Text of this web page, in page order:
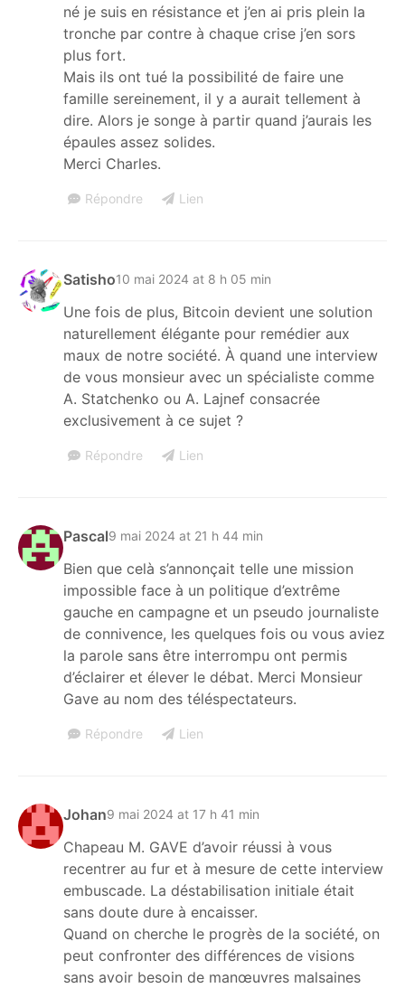
né je suis en résistance et j’en ai pris plein la
tronche par contre à chaque crise j’en sors
plus fort.
Mais ils ont tué la possibilité de faire une
famille sereinement, il y a aurait tellement à
dire. Alors je songe à partir quand j’aurais les
épaules assez solides.
Merci Charles.
Répondre Lien
Satisho10 mai 2024 at 8 h 05 min
Une fois de plus, Bitcoin devient une solution
naturellement élégante pour remédier aux
maux de notre société. À quand une interview
de vous monsieur avec un spécialiste comme
A. Statchenko ou A. Lajnef consacrée
exclusivement à ce sujet ?
Répondre Lien
Pascal9 mai 2024 at 21 h 44 min
Bien que celà s’annonçait telle une mission
impossible face à un politique d’extrême
gauche en campagne et un pseudo journaliste
de connivence, les quelques fois ou vous aviez
la parole sans être interrompu ont permis
d’éclairer et élever le débat. Merci Monsieur
Gave au nom des téléspectateurs.
Répondre Lien
Johan9 mai 2024 at 17 h 41 min
Chapeau M. GAVE d’avoir réussi à vous
recentrer au fur et à mesure de cette interview
embuscade. La déstabilisation initiale était
sans doute dure à encaisser.
Quand on cherche le progrès de la société, on
peut confronter des différences de visions
sans avoir besoin de manœuvres malsaines